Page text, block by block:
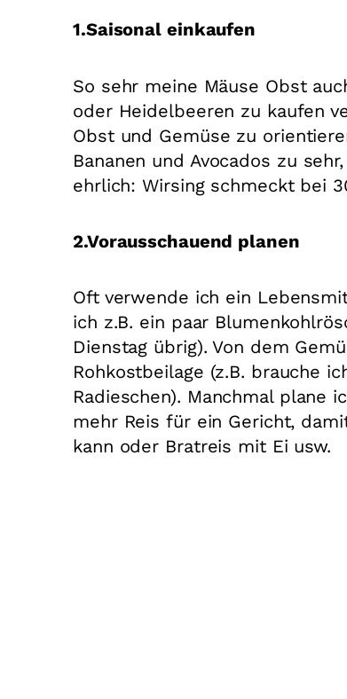
1.Saisonal einkaufen
So sehr meine Mäuse Obst
oder Heidelbeeren zu kaufen
Obst und Gemüse zu
Bananen und Avocados zu
ehrlich: Wirsing schmeckt bei
2.Vorausschauend planen
Oft verwende ich ein
ich z.B. ein paar
Dienstag übrig). Von dem
Rohkostbeilage (z.B. brauche
Radieschen). Manchmal plane
mehr Reis für ein Gericht,
kann oder Bratreis mit Ei usw.